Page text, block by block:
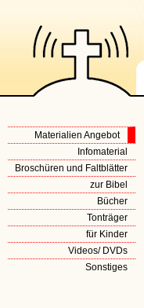
Materialien Angebot
Infomaterial
Broschüren und Faltblätter
zur Bibel
Bücher
Tonträger
für Kinder
Videos/ DVDs
Sonstiges